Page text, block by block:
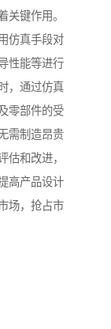
关键作用。
仿真手段对
性能等进行
，通过仿真
零部件的受
需制造昂贵
估和改进，
高产品设计
场，抢占市